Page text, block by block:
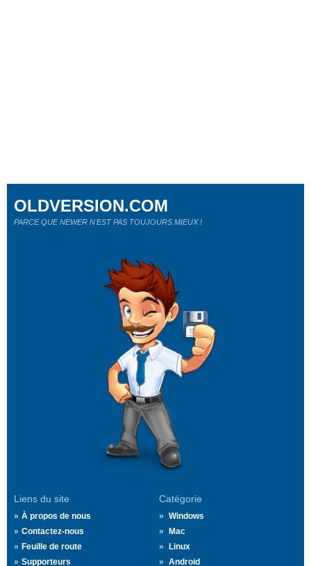
Liens du site
À propos de nous
Contactez-nous
Feuille de route
Supporteurs
Catégorie
Windows
Mac
Linux
Android
OLDVERSION.COM
PARCE QUE NEWER N'EST PAS TOUJOURS MIEUX !